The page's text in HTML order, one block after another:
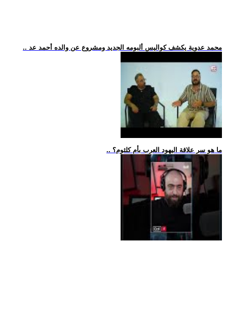
.. محمد عدوية يكشف كواليس ألبومه الجديد ومشروع عن والده أحمد عد
.. ما هو سر علاقة اليهود العرب بأم كلثوم؟